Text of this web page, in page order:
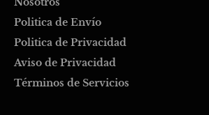
Politica de Envío
Politica de Privacidad
Aviso de Privacidad
Términos de Servicios